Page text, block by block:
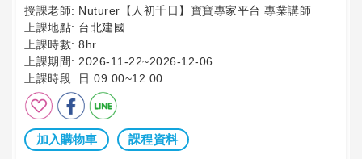
授課老師: Nuturer【人初千日】寶寶專家平台 專業講師
上課地點: 台北建國
上課時數: 8hr
上課期間: 2026-11-22~2026-12-06
上課時段: 日 09:00~12:00
加入購物車 課程資料